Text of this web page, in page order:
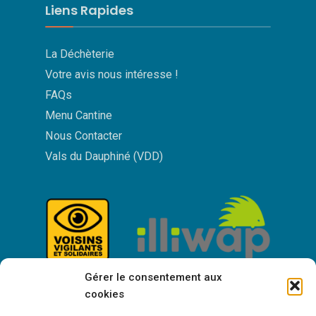
Gérer le consentement aux
cookies
Liens Rapides
La Déchèterie
Votre avis nous intéresse !
FAQs
Menu Cantine
Nous Contacter
Vals du Dauphiné (VDD)